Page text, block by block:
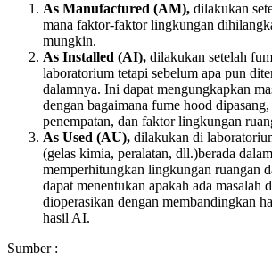
As Manufactured (AM), dilakukan
mana faktor-faktor lingkungan
mungkin.
As Installed (AI), dilakukan setelah
laboratorium tetapi sebelum apa pun
dalamnya. Ini dapat mengungkapkan
dengan bagaimana fume hood
penempatan, dan faktor lingkungan
As Used (AU), dilakukan di
(gelas kimia, peralatan, dll.)berada
memperhitungkan lingkungan ruangan
dapat menentukan apakah ada masalah
dioperasikan dengan membandingkan
hasil AI.
Sumber :